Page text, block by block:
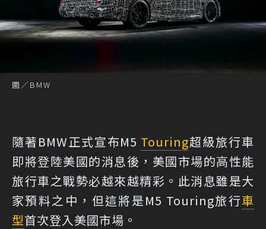
圖／BMW
隨著BMW正式宣布M5 Touring超級旅行車
即將登陸美國的消息後，美國市場的高性能
旅行車之戰勢必越來越精彩。此消息雖是大
家預料之中，但這將是M5 Touring旅行車
型首次登入美國市場。